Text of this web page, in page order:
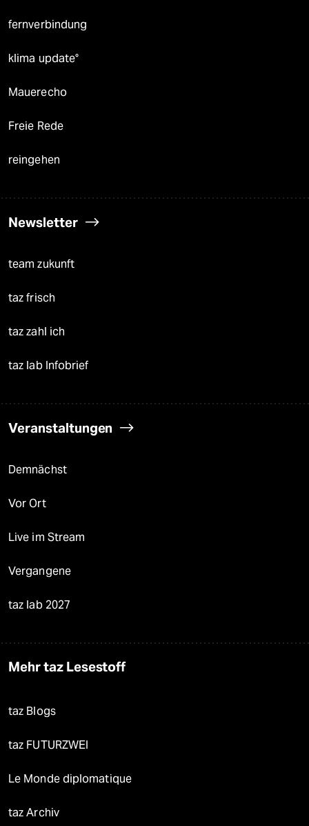
fernverbindung
klima update°
Mauerecho
Freie Rede
reingehen
Newsletter
team zukunft
taz frisch
taz zahl ich
taz lab Infobrief
Veranstaltungen
Demnächst
Vor Ort
Live im Stream
Vergangene
taz lab 2027
Mehr taz Lesestoff
taz Blogs
taz FUTURZWEI
Le Monde diplomatique
taz Archiv